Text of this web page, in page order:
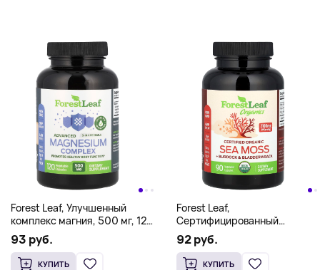
Forest Leaf, Улучшенный
комплекс магния, 500 мг, 120
растительных капсул
93 руб.
КУПИТЬ
Forest Leaf,
Сертифицированный
органический морской мох,
лопух и лопух, 90
растительных капсул
92 руб.
КУПИТЬ